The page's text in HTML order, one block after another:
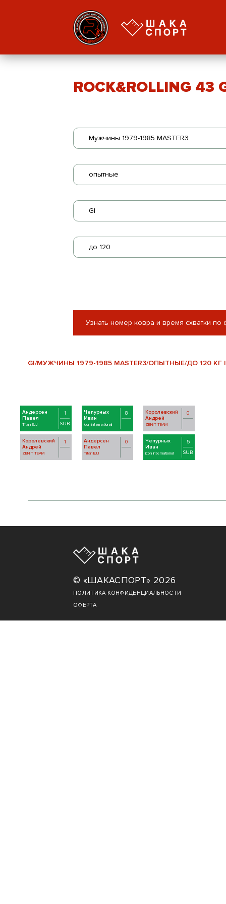
ROCK&ROLLING 43
Мужчины 1979-1985 MASTER3
опытные
GI
до 120
Узнать номер ковра и время схватки по
GI/МУЖЧИНЫ 1979-1985 MASTER3/ОПЫТНЫЕ/ДО 120 КГ
Андерсен
Павел
Titan BJJ
1
SUB
Королевский
Андрей
ZENIT TEAM
1
Чепурных
Иван
icon international
8
Андерсен
Павел
Titan BJJ
0
Королевский
Андрей
ZENIT TEAM
0
Чепурных
Иван
icon international
5
SUB
© «ШАКАСПОРТ» 2026
ПОЛИТИКА КОНФИДЕНЦИАЛЬНОСТИ
ОФЕРТА